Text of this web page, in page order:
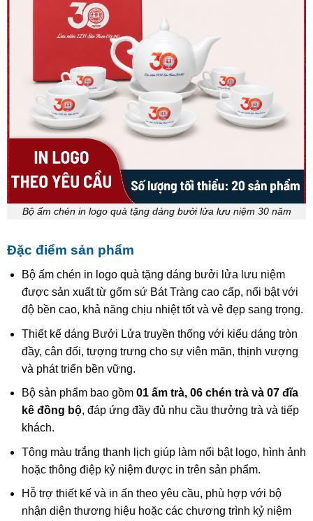
Bộ ấm chén in logo quà tặng dáng bưởi lửa lưu niệm 30 năm
Đặc điểm sản phẩm
Bộ ấm chén in logo quà tặng dáng bưởi lửa lưu niệm
được sản xuất từ gốm sứ Bát Tràng cao cấp, nổi bật với
độ bền cao, khả năng chịu nhiệt tốt và vẻ đẹp sang trọng.
Thiết kế dáng Bưởi Lửa truyền thống với kiểu dáng tròn
đầy, cân đối, tượng trưng cho sự viên mãn, thịnh vượng
và phát triển bền vững.
Bộ sản phẩm bao gồm 01 ấm trà, 06 chén trà và 07 đĩa
kê đồng bộ, đáp ứng đầy đủ nhu cầu thưởng trà và tiếp
khách.
Tông màu trắng thanh lịch giúp làm nổi bật logo, hình ảnh
hoặc thông điệp kỷ niệm được in trên sản phẩm.
Hỗ trợ thiết kế và in ấn theo yêu cầu, phù hợp với bộ
nhận diện thương hiệu hoặc các chương trình kỷ niệm